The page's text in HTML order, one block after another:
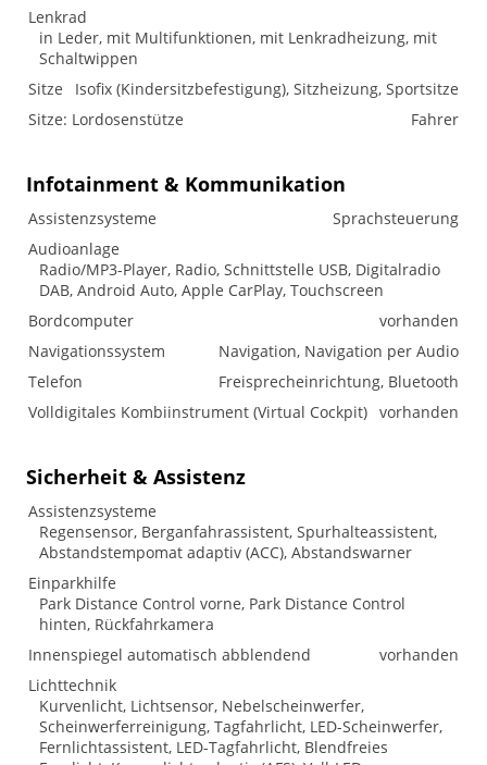
Lenkrad
in Leder, mit Multifunktionen, mit Lenkradheizung, mit
Schaltwippen
Sitze
Isofix (Kindersitzbefestigung), Sitzheizung, Sportsitze
Sitze: Lordosenstütze
Fahrer
Infotainment & Kommunikation
Assistenzsysteme
Sprachsteuerung
Audioanlage
Radio/MP3-Player, Radio, Schnittstelle USB, Digitalradio
DAB, Android Auto, Apple CarPlay, Touchscreen
Bordcomputer
vorhanden
Navigationssystem
Navigation, Navigation per Audio
Telefon
Freisprecheinrichtung, Bluetooth
Volldigitales Kombiinstrument (Virtual Cockpit) vorhanden
Sicherheit & Assistenz
Assistenzsysteme
Regensensor, Berganfahrassistent, Spurhalteassistent,
Abstandstempomat adaptiv (ACC), Abstandswarner
Einparkhilfe
Park Distance Control vorne, Park Distance Control
hinten, Rückfahrkamera
Innenspiegel automatisch abblendend
vorhanden
Lichttechnik
Kurvenlicht, Lichtsensor, Nebelscheinwerfer,
Scheinwerferreinigung, Tagfahrlicht, LED-Scheinwerfer,
Fernlichtassistent, LED-Tagfahrlicht, Blendfreies